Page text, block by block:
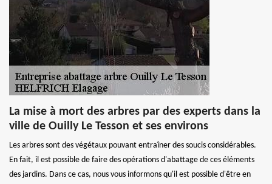
La mise à mort des arbres par des experts dans la
ville de Ouilly Le Tesson et ses environs
Les arbres sont des végétaux pouvant entraîner des soucis considérables.
En fait, il est possible de faire des opérations d'abattage de ces éléments
des jardins. Dans ce cas, nous vous informons qu'il est possible d'être en